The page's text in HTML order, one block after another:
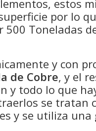
estos
por lo
500 Toneladas
y con
de Cobre, y el
y todo lo que
se tratan
y se utiliza